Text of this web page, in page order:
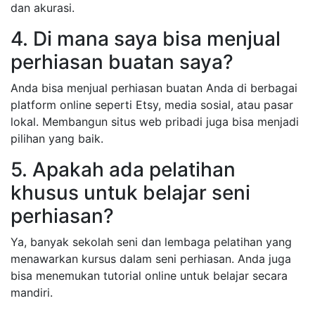
dan akurasi.
4. Di mana saya bisa menjual
perhiasan buatan saya?
Anda bisa menjual perhiasan buatan Anda di berbagai
platform online seperti Etsy, media sosial, atau pasar
lokal. Membangun situs web pribadi juga bisa menjadi
pilihan yang baik.
5. Apakah ada pelatihan
khusus untuk belajar seni
perhiasan?
Ya, banyak sekolah seni dan lembaga pelatihan yang
menawarkan kursus dalam seni perhiasan. Anda juga
bisa menemukan tutorial online untuk belajar secara
mandiri.